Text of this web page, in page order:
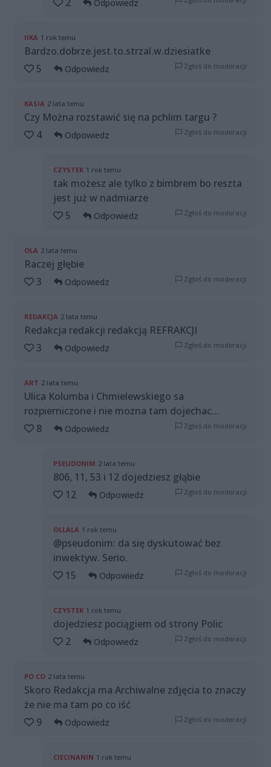
Odpowiedz
IIKA 1 rok temu
Bardzo.dobrze.jest.to.strzal.w.dziesiatke
5
Odpowiedz Zgłoś do moderacji
KASIA 2 lata temu
Czy Można rozstawić się na pchlim targu ?
4
Odpowiedz Zgłoś do moderacji
CZYSTEK 1 rok temu
tak możesz ale tylko z bimbrem bo reszta
jest już w nadmiarze
5
Odpowiedz Zgłoś do moderacji
OLA 2 lata temu
Raczej głębie
3
Odpowiedz Zgłoś do moderacji
REDAKCJA 2 lata temu
Redakcja redakcji redakcją REFRAKCJI
3
Odpowiedz Zgłoś do moderacji
ART 2 lata temu
Ulica Kolumba i Chmielewskiego sa
rozpierniczone i nie mozna tam dojechac...
8
Odpowiedz Zgłoś do moderacji
PSEUDONIM 2 lata temu
806, 11, 53 i 12 dojedziesz głąbie
12
Odpowiedz Zgłoś do moderacji
OLLALA 1 rok temu
@pseudonim: da się dyskutować bez
inwektyw. Serio.
15
Odpowiedz Zgłoś do moderacji
CZYSTEK 1 rok temu
dojedziesz pociągiem od strony Polic
2
Odpowiedz Zgłoś do moderacji
PO CO 2 lata temu
Skoro Redakcja ma Archiwalne zdjęcia to znaczy
że nie ma tam po co iść
9
Odpowiedz Zgłoś do moderacji
CIECINANIN 1 rok temu